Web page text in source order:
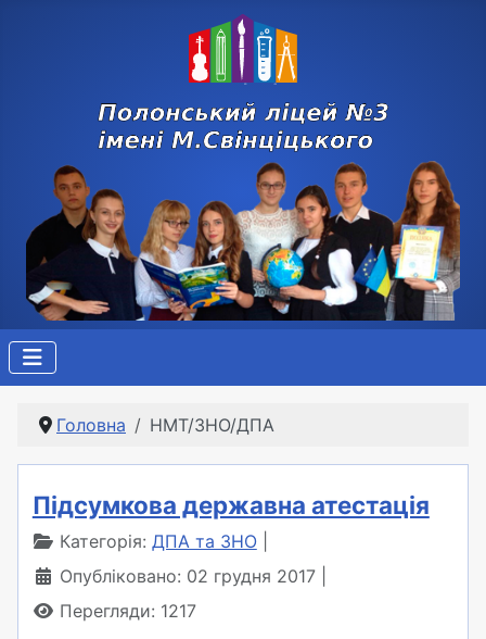
Головна НМТ/ЗНО/ДПА
Підсумкова державна атестація
Категорія: ДПА та ЗНО
Опубліковано: 02 грудня 2017
Перегляди: 1217